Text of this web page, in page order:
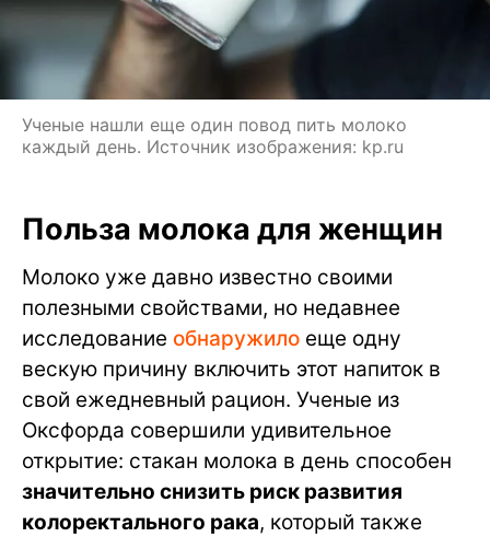
Ученые нашли еще один повод пить молоко
каждый день. Источник изображения: kp.ru
Польза молока для женщин
Молоко уже давно известно своими
полезными свойствами, но недавнее
исследование обнаружило еще одну
вескую причину включить этот напиток в
свой ежедневный рацион. Ученые из
Оксфорда совершили удивительное
открытие: стакан молока в день способен
значительно снизить риск развития
колоректального рака, который также